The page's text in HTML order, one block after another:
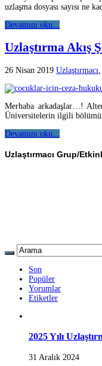
uzlaşma dosyası sayısı ne
Devamını oku...
Uzlaştırma Akış
26 Nisan 2019 Uzlaştırmacı
Merhaba arkadaşlar…!
Üniversitelerin ilgili
Devamını oku...
Uzlaştırmacı Grup/
Son
Popüler
Yorumlar
Etiketler
2025 Yılı
31 Aralık 2024